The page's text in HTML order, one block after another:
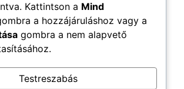
Kattintson a Mind
a hozzájáruláshoz vagy a
gombra a nem alapvető
Testreszabás